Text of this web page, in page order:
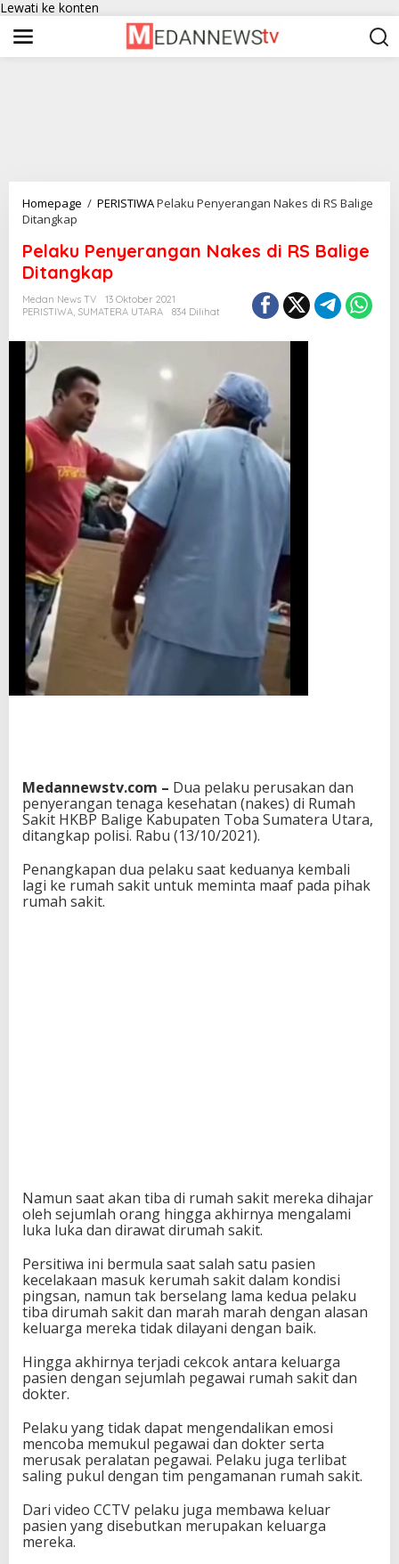
Lewati ke konten
Homepage / PERISTIWAPelaku Penyerangan Nakes di RS Balige
Ditangkap
Pelaku Penyerangan Nakes di RS Balige
Ditangkap
Medan News TV
13 Oktober 2021
PERISTIWA, SUMATERA UTARA 834 Dilihat
Medannewstv.com – Dua pelaku perusakan dan
penyerangan tenaga kesehatan (nakes) di Rumah
Sakit HKBP Balige Kabupaten Toba Sumatera Utara,
ditangkap polisi. Rabu (13/10/2021).
Penangkapan dua pelaku saat keduanya kembali
lagi ke rumah sakit untuk meminta maaf pada pihak
rumah sakit.
Namun saat akan tiba di rumah sakit mereka dihajar
oleh sejumlah orang hingga akhirnya mengalami
luka luka dan dirawat dirumah sakit.
Persitiwa ini bermula saat salah satu pasien
kecelakaan masuk kerumah sakit dalam kondisi
pingsan, namun tak berselang lama kedua pelaku
tiba dirumah sakit dan marah marah dengan alasan
keluarga mereka tidak dilayani dengan baik.
Hingga akhirnya terjadi cekcok antara keluarga
pasien dengan sejumlah pegawai rumah sakit dan
dokter.
Pelaku yang tidak dapat mengendalikan emosi
mencoba memukul pegawai dan dokter serta
merusak peralatan pegawai. Pelaku juga terlibat
saling pukul dengan tim pengamanan rumah sakit.
Dari video CCTV pelaku juga membawa keluar
pasien yang disebutkan merupakan keluarga
mereka.